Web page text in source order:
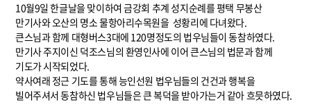
10월9일 한글날을 맞이하여 금강회 추계 성지순례를 평택 무봉산
만기사와 오산의 명소 물항아리수목원을 성황리에 다녀왔다.
큰스님과 함께 대형버스3대에 120명정도의 법우님들이 동참하였다.
만기사 주지이신 덕조스님의 환영인사에 이어 큰스님의 법문과 함께
기도가 시작되었다.
약사여래 정근 기도를 통해 능인선원 법우님들의 건건과 행복을
빌어주셔서 동참하신 법우님들은 큰 복덕을 받아가는거 같아 흐믓하였다.